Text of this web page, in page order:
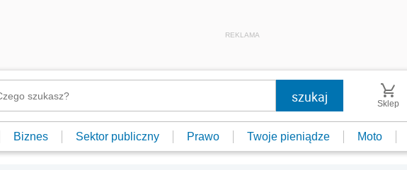
REKLAMA
Sklep
Biznes Sektor publiczny Prawo Twoje pieniądze Moto